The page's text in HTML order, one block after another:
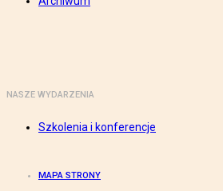
NASZE WYDARZENIA
Szkolenia i konferencje
MAPA STRONY